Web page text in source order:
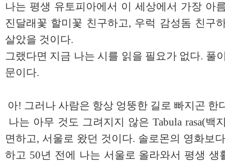
나는 평생 유토피아에서 이 세상에서 가장 아
진달래꽃 할미꽃 친구하고, 우럭 감성돔 친구
살았을 것이다.
그랬다면 지금 나는 시를 읽을 필요가 없다. 풀
문이다.
아! 그러나 사람은 항상 엉뚱한 길로 빠지곤 한
나는 아무 것도 그려지지 않은 Tabula rasa(백
면하고, 서울로 왔던 것이다. 솔로몬의 영화보
하고 50년 전에 나는 서울로 올라와서 평생 생